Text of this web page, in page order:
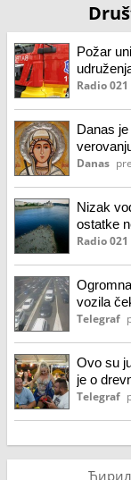
Požar
Radio 021
Danas
Danas
Nizak
ostatke
Radio 021
vozila
Telegraf
Ovo su
je o
Telegraf